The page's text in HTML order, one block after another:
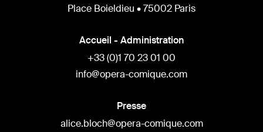
Place Boieldieu • 75002 Paris
Accueil - Administration
+33 (0)1 70 23 01 00
info@opera-comique.com
Presse
alice.bloch@opera-comique.com